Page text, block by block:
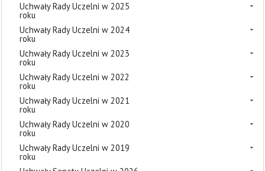
Uchwały Rady Uczelni w 2025
roku
Uchwały Rady Uczelni w 2024
roku
Uchwały Rady Uczelni w 2023
roku
Uchwały Rady Uczelni w 2022
roku
Uchwały Rady Uczelni w 2021
roku
Uchwały Rady Uczelni w 2020
roku
Uchwały Rady Uczelni w 2019
roku